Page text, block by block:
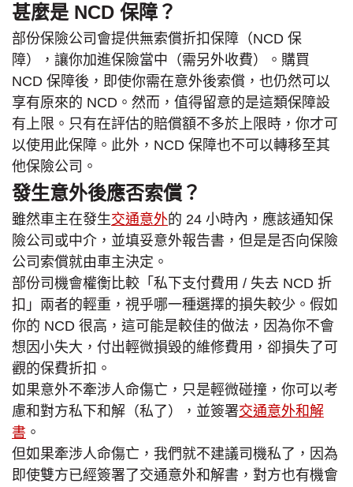
甚麼是 NCD 保障？
部份保險公司會提供無索償折扣保障（NCD 保
障），讓你加進保險當中（需另外收費）。購買
NCD 保障後，即使你需在意外後索償，也仍然可以
享有原來的 NCD。然而，值得留意的是這類保障設
有上限。只有在評估的賠償額不多於上限時，你才可
以使用此保障。此外，NCD 保障也不可以轉移至其
他保險公司。
發生意外後應否索償？
雖然車主在發生交通意外的 24 小時內，應該通知保
險公司或中介，並填妥意外報告書，但是是否向保險
公司索償就由車主決定。
部份司機會權衡比較「私下支付費用 / 失去 NCD 折
扣」兩者的輕重，視乎哪一種選擇的損失較少。假如
你的 NCD 很高，這可能是較佳的做法，因為你不會
想因小失大，付出輕微損毀的維修費用，卻損失了可
觀的保費折扣。
如果意外不牽涉人命傷亡，只是輕微碰撞，你可以考
慮和對方私下和解（私了），並簽署交通意外和解
書 。
但如果牽涉人命傷亡，我們就不建議司機私了，因為
即使雙方已經簽署了交通意外和解書，對方也有機會